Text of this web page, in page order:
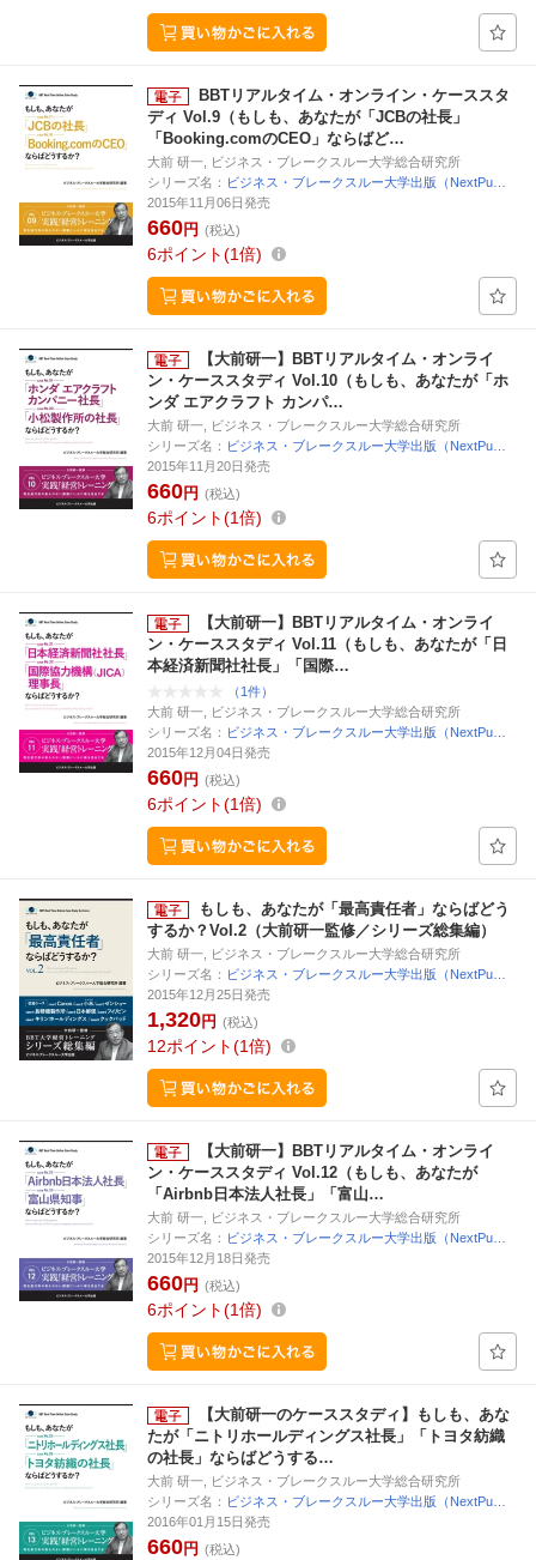
BBTリアルタイム・オンライン・ケーススタ
ディ Vol.9（もしも、あなたが「JCBの社長」
「Booking.comのCEO」ならばど…
大前 研一, ビジネス・ブレークスルー大学総合研究所
シリーズ名： ビジネス・ブレークスルー大学出版（NextPu…
2015年11月06日発売
660円 (税込)
6ポイント 1倍
【大前研一】BBTリアルタイム・オンライ
ン・ケーススタディ Vol.10（もしも、あなたが「ホ
ンダ エアクラフト カンパ…
大前 研一, ビジネス・ブレークスルー大学総合研究所
シリーズ名： ビジネス・ブレークスルー大学出版（NextPu…
2015年11月20日発売
660円 (税込)
6ポイント 1倍
【大前研一】BBTリアルタイム・オンライ
ン・ケーススタディ Vol.11（もしも、あなたが「日
本経済新聞社社長」「国際…
（1件）
大前 研一, ビジネス・ブレークスルー大学総合研究所
シリーズ名： ビジネス・ブレークスルー大学出版（NextPu…
2015年12月04日発売
660円 (税込)
6ポイント 1倍
もしも、あなたが「最高責任者」ならばどう
するか？Vol.2（大前研一監修／シリーズ総集編）
大前 研一, ビジネス・ブレークスルー大学総合研究所
シリーズ名： ビジネス・ブレークスルー大学出版（NextPu…
2015年12月25日発売
1,320円 (税込)
12ポイント 1倍
【大前研一】BBTリアルタイム・オンライ
ン・ケーススタディ Vol.12（もしも、あなたが
「Airbnb日本法人社長」「富山…
大前 研一, ビジネス・ブレークスルー大学総合研究所
シリーズ名： ビジネス・ブレークスルー大学出版（NextPu…
2015年12月18日発売
660円 (税込)
6ポイント 1倍
【大前研一のケーススタディ】もしも、あな
たが「ニトリホールディングス社長」「トヨタ紡織
の社長」ならばどうする…
大前 研一, ビジネス・ブレークスルー大学総合研究所
シリーズ名： ビジネス・ブレークスルー大学出版（NextPu…
2016年01月15日発売
660円 (税込)